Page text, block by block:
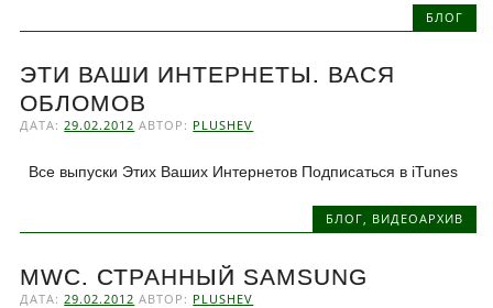
БЛОГ
ЭТИ ВАШИ ИНТЕРНЕТЫ. ВАСЯ
ОБЛОМОВ
ДАТА:29.02.2012 АВТОР: PLUSHEV
Все выпуски Этих Ваших Интернетов Подписаться в iTunes
БЛОГ, ВИДЕОАРХИВ
MWC. СТРАННЫЙ SAMSUNG
ДАТА: 29.02.2012 АВТОР: PLUSHEV